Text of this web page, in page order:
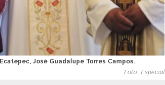
José Guadalupe Torres Campos.
Foto: Especial